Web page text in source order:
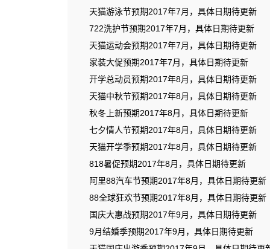
天猫游泳节预期2017年7月，具体日期待更新
722洗护节预期2017年7月，具体日期待更新
天猫运动会预期2017年7月，具体日期待更新
家装大促预期2017年7月，具体日期待更新
开学总动员预期2017年8月，具体日期待更新
天猫中秋节预期2017年8月，具体日期待更新
秋冬上新预期2017年8月，具体日期待更新
七夕情人节预期2017年8月，具体日期待更新
天猫开学季预期2017年8月，具体日期待更新
818暑促预期2017年8月，具体日期待更新
阿里88汽车节预期2017年8月，具体日期待更新
88全球狂欢节预期2017年8月，具体日期待更新
国庆大惠战预期2017年9月，具体日期待更新
9月结婚季预期2017年9月，具体日期待更新